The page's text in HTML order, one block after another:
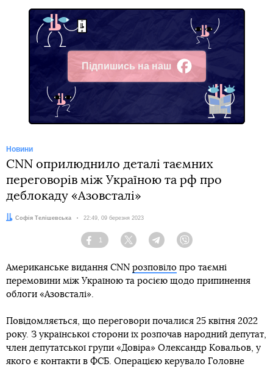
Підпишись на наш
Facebook
Новини
CNN оприлюднило деталі таємних
переговорів між Україною та рф про
деблокаду «Азовсталі»
Автор:
Софія Телішевська Дата:
22:49, 09 березня 2023
Facebook
1
Twitter TelegramViber
Американське видання CNN розповіло про таємні
перемовини між Україною та росією щодо припинення
облоги «Азовсталі».
Повідомляється, що переговори почалися 25 квітня 2022
року. З української сторони їх розпочав народний депутат,
член депутатської групи «Довіра» Олександр Ковальов, у
якого є контакти в ФСБ. Операцією керувало Головне